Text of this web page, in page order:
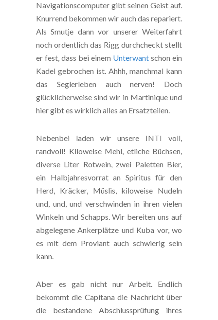
Navigationscomputer gibt seinen Geist auf.
Knurrend bekommen wir auch das repariert.
Als Smutje dann vor unserer Weiterfahrt
noch ordentlich das Rigg durchcheckt stellt
er fest, dass bei einem Unterwant schon ein
Kadel gebrochen ist. Ahhh, manchmal kann
das Seglerleben auch nerven! Doch
glücklicherweise sind wir in Martinique und
hier gibt es wirklich alles an Ersatzteilen.
Nebenbei laden wir unsere INTI voll,
randvoll! Kiloweise Mehl, etliche Büchsen,
diverse Liter Rotwein, zwei Paletten Bier,
ein Halbjahresvorrat an Spiritus für den
Herd, Kräcker, Müslis, kiloweise Nudeln
und, und, und verschwinden in ihren vielen
Winkeln und Schapps. Wir bereiten uns auf
abgelegene Ankerplätze und Kuba vor, wo
es mit dem Proviant auch schwierig sein
kann.
Aber es gab nicht nur Arbeit. Endlich
bekommt die Capitana die Nachricht über
die bestandene Abschlussprüfung ihres